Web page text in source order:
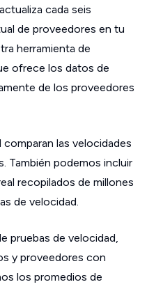
cada seis
de proveedores en tu
herramienta de
ofrece los datos de
de los proveedores
las velocidades
También podemos incluir
recopilados de millones
de velocidad.
pruebas de velocidad,
y proveedores con
los promedios de